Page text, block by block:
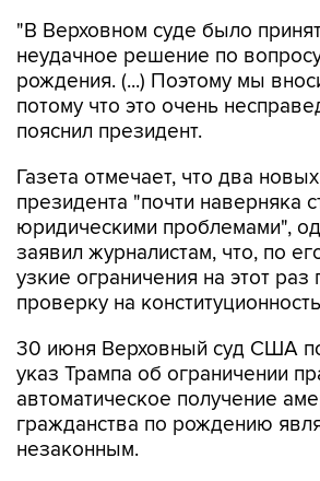
"В Верховном суде было
неудачное решение по
рождения. (...) Поэтому мы
потому что это очень
пояснил президент.
Газета отмечает, что два
президента "почти наверняка
юридическими проблемами",
заявил журналистам, что, по
узкие ограничения на этот раз
проверку на
30 июня Верховный суд США
указ Трампа об ограничении
автоматическое получение
гражданства по рождению
незаконным.